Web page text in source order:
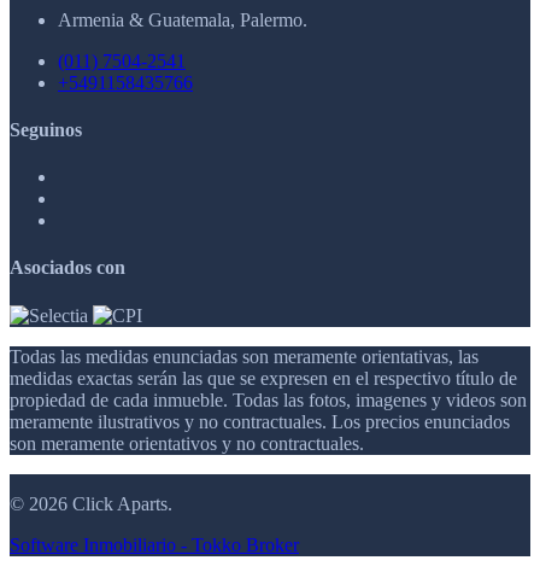
Armenia & Guatemala, Palermo.
(011) 7504-2541
+5491158435766
Seguinos
Asociados con
Todas las medidas enunciadas son meramente orientativas, las
medidas exactas serán las que se expresen en el respectivo título de
propiedad de cada inmueble. Todas las fotos, imagenes y videos son
meramente ilustrativos y no contractuales. Los precios enunciados
son meramente orientativos y no contractuales.
© 2026 Click Aparts.
Software Inmobiliario - Tokko Broker